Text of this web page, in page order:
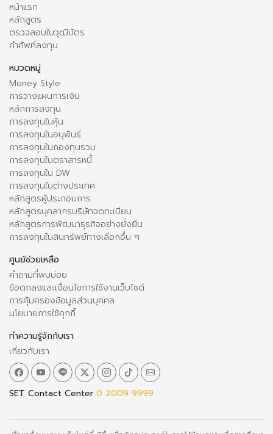
หน้าแรก
หลักสูตร
ตรวจสอบใบวุฒิบัตร
คำศัพท์ลงทุน
หมวดหมู่
Money Style
การวางแผนการเงิน
หลักการลงทุน
การลงทุนในหุ้น
การลงทุนในอนุพันธ์
การลงทุนในกองทุนรวม
การลงทุนในตราสารหนี้
การลงทุนใน DW
การลงทุนในต่างประเทศ
หลักสูตรผู้ประกอบการ
หลักสูตรบุคลากรบริษัทจดทะเบียน
หลักสูตรการพัฒนาธุรกิจอย่างยั่งยืน
การลงทุนในสินทรัพย์ทางเลือกอื่น ๆ
ศูนย์ช่วยเหลือ
คำถามที่พบบ่อย
ข้อตกลงและเงื่อนไขการใช้งานเว็บไซต์
การคุ้มครองข้อมูลส่วนบุคคล
นโยบายการใช้คุกกี้
ทำความรู้จักกับเรา
เกี่ยวกับเรา
SET Contact Center 0 2009 9999